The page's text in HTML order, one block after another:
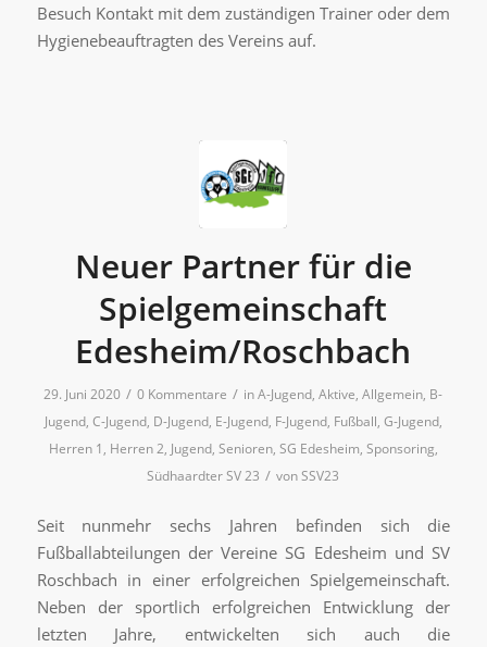
Besuch Kontakt mit dem zuständigen Trainer oder dem
Hygienebeauftragten des Vereins auf.
Neuer Partner für die
Spielgemeinschaft
Edesheim/Roschbach
29. Juni 2020 / 0 Kommentare / inA-Jugend,Aktive,Allgemein, B-
Jugend, C-Jugend, D-Jugend, E-Jugend, F-Jugend, Fußball, G-Jugend,
Herren 1, Herren 2, Jugend, Senioren, SG Edesheim, Sponsoring,
Südhaardter SV 23 / vonSSV23
Seit nunmehr sechs Jahren befinden sich die
Fußballabteilungen der Vereine SG Edesheim und SV
Roschbach in einer erfolgreichen Spielgemeinschaft.
Neben der sportlich erfolgreichen Entwicklung der
letzten Jahre, entwickelten sich auch die